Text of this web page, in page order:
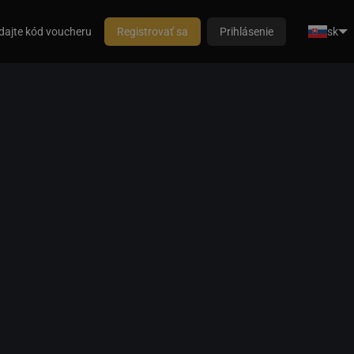
kód voucheru Registrovať sa Prihlásenie sk